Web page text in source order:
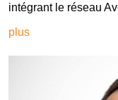
intégrant le réseau
plus